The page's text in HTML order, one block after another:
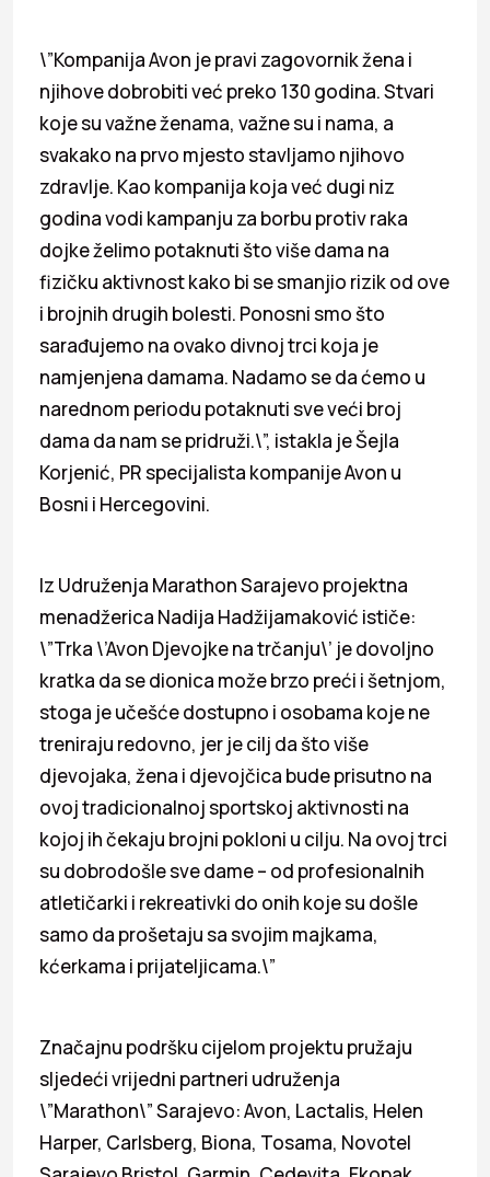
\”Kompanija Avon je pravi zagovornik žena i
njihove dobrobiti već preko 130 godina. Stvari
koje su važne ženama, važne su i nama, a
svakako na prvo mjesto stavljamo njihovo
zdravlje. Kao kompanija koja već dugi niz
godina vodi kampanju za borbu protiv raka
dojke želimo potaknuti što više dama na
fizičku aktivnost kako bi se smanjio rizik od ove
i brojnih drugih bolesti. Ponosni smo što
sarađujemo na ovako divnoj trci koja je
namjenjena damama. Nadamo se da ćemo u
narednom periodu potaknuti sve veći broj
dama da nam se pridruži.\”, istakla je Šejla
Korjenić, PR specijalista kompanije Avon u
Bosni i Hercegovini.
Iz Udruženja Marathon Sarajevo projektna
menadžerica Nadija Hadžijamaković ističe:
\”Trka \’Avon Djevojke na trčanju\’ je dovoljno
kratka da se dionica može brzo preći i šetnjom,
stoga je učešće dostupno i osobama koje ne
treniraju redovno, jer je cilj da što više
djevojaka, žena i djevojčica bude prisutno na
ovoj tradicionalnoj sportskoj aktivnosti na
kojoj ih čekaju brojni pokloni u cilju. Na ovoj trci
su dobrodošle sve dame – od profesionalnih
atletičarki i rekreativki do onih koje su došle
samo da prošetaju sa svojim majkama,
kćerkama i prijateljicama.\”
Značajnu podršku cijelom projektu pružaju
sljedeći vrijedni partneri udruženja
\”Marathon\” Sarajevo: Avon, Lactalis, Helen
Harper, Carlsberg, Biona, Tosama, Novotel